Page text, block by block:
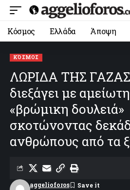
Κόσμος Ελλάδα Άποψη
ΚΌΣΜΟΣ
ΛΩΡΙΔΑ ΤΗΣ
διεξάγει με
«βρώμικη δουλειά»
σκοτώνοντας
ανθρώπους από τα
aggelioforos